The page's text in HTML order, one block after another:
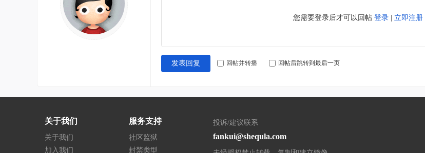
您需要登录后才可以回帖 登录 立即注册
发表回复 回帖并转播 回帖后跳转到最后一页
关于我们
关于我们
加入我们
服务支持
社区监狱
封禁类型
投诉/建议联系
fankui@shequla.com